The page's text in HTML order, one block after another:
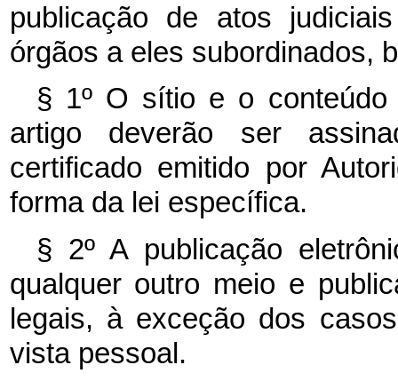
publicação de atos
órgãos a eles subordinados,
§ 1º O sítio e o
artigo deverão ser
certificado emitido por
forma da lei específica.
§ 2º A publicação
qualquer outro meio e
legais, à exceção dos
vista pessoal.